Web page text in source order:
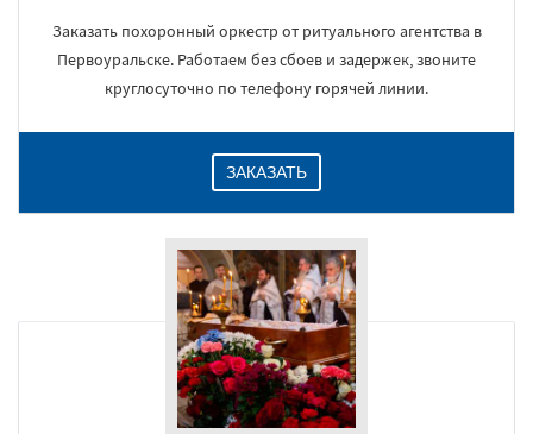
Заказать похоронный оркестр от ритуального агентства в
Первоуральске. Работаем без сбоев и задержек, звоните
круглосуточно по телефону горячей линии.
ЗАКАЗАТЬ